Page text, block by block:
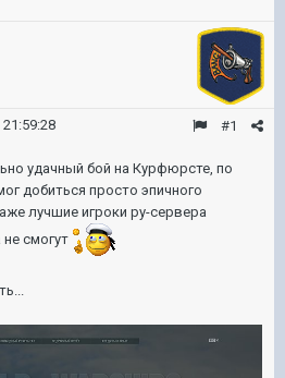
#1
21:59:28
удачный бой на Курфюрсте, по
добиться просто эпичного
лучшие игроки ру-сервера
смогут